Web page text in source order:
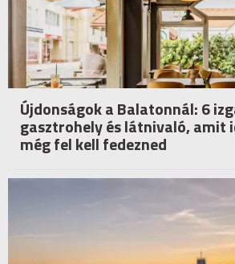
Újdonságok a Balatonnál: 6
gasztrohely és látnivaló, amit
még fel kell fedezned